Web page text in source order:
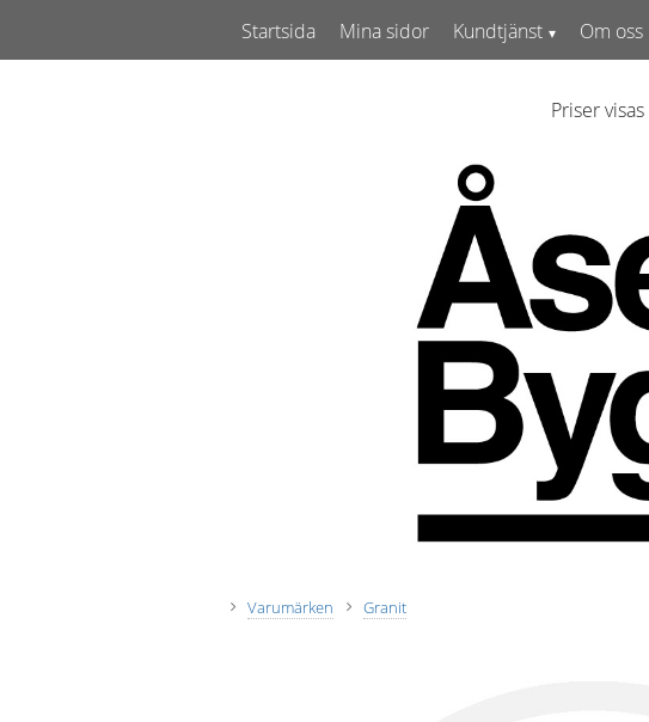
Priser visas
Startsida Mina sidor Kundtjänst Om oss
Varumärken Granit